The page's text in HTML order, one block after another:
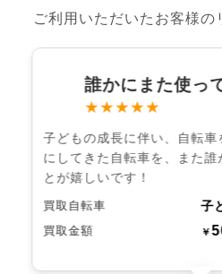
ご利用いただいたお客様の
誰かにまた使っ
★★★★★
子どもの成長に伴い、自転
にしてきた自転車を、また誰
とが嬉しいです！
買取自転車 子
買取金額 ￥